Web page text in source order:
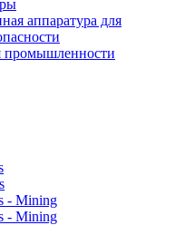
аппаратура для
промышленности
- Mining
- Mining